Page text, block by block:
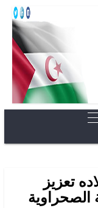
تعزيز
الصحراوية